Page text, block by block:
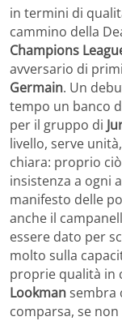
in termini di
cammino della
Champions
avversario di
Germain. Un
tempo un banco
per il gruppo di
livello, serve
chiara: proprio
insistenza a ogni
manifesto delle
anche il
essere dato per
molto sulla
proprie qualità in
Lookmansembra
comparsa, se non